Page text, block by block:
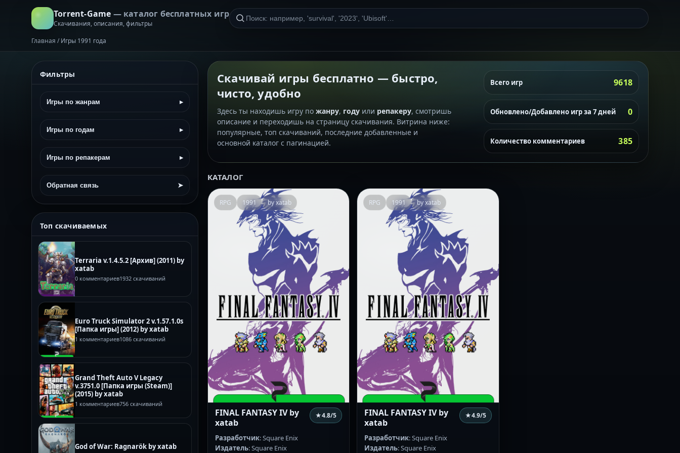
Torrent-Game — каталог бесплатных игр
Скачивания, описания, фильтры
Главная / Игры 1991 года
Фильтры
Игры по жанрам ▸
Игры по годам ▸
Игры по репакерам ▸
Обратная связь ➤
Топ скачиваемых
Terraria v.1.4.5.2 [Архив] (2011) by
xatab
0 комментариев1932 скачиваний
Euro Truck Simulator 2 v.1.57.1.0s
[Папка игры] (2012) by xatab
1 комментариев1086 скачиваний
Grand Theft Auto V Legacy
v.3751.0 [Папка игры (Steam)]
(2015) by xatab
1 комментариев756 скачиваний
God of War: Ragnarök by xatab
Скачивай игры бесплатно — быстро,
чисто, удобно
Здесь ты находишь игру по жанру, году или репакеру, смотришь
описание и переходишь на страницу скачивания. Витрина ниже:
популярные, топ скачиваний, последние добавленные и
основной каталог с пагинацией.
Всего игр 9618
Обновлено/Добавлено игр за 7 дней 0
Количество комментариев 385
КАТАЛОГ
RPG 1991 by xatab
FINAL FANTASY IV by
xatab
★4.8/5
Разработчик: Square Enix
Издатель: Square Enix
RPG 1991 by xatab
FINAL FANTASY IV by
xatab
★4.9/5
Разработчик: Square Enix
Издатель: Square Enix